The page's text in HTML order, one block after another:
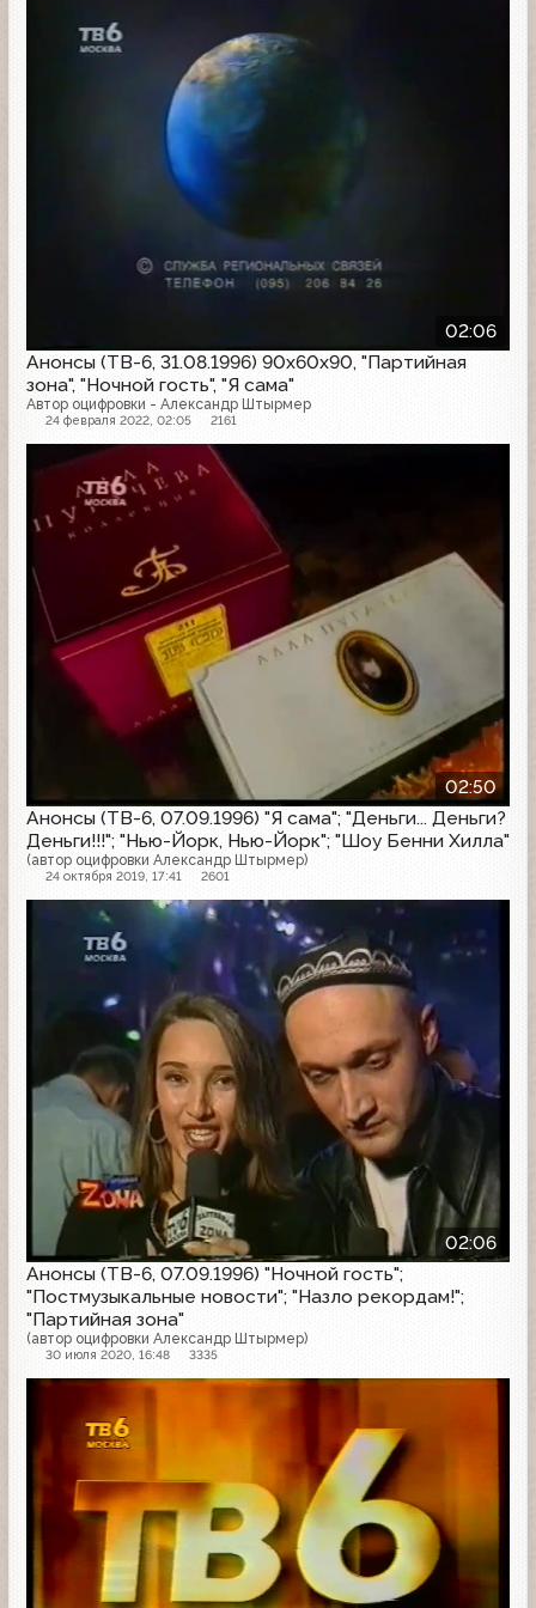
02:06
Анонсы (ТВ-6, 31.08.1996) 90x60x90, "Партийная
зона", "Ночной гость", "Я сама"
Автор оцифровки - Александр Штырмер
24 февраля 2022, 02:05 2161
02:50
Анонсы (ТВ-6, 07.09.1996) "Я сама"; "Деньги... Деньги?
Деньги!!!"; "Нью-Йорк, Нью-Йорк"; "Шоу Бенни Хилла"
(автор оцифровки Александр Штырмер)
24 октября 2019, 17:41 2601
02:06
Анонсы (ТВ-6, 07.09.1996) "Ночной гость";
"Постмузыкальные новости"; "Назло рекордам!";
"Партийная зона"
(автор оцифровки Александр Штырмер)
30 июля 2020, 16:48 3335